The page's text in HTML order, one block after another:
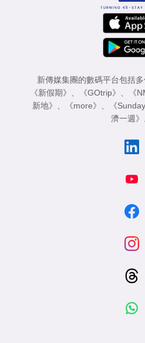
新傳媒集團的數碼平台包括
《新假期》
《GOtrip》 《
新地》
《more》 《
濟一週》